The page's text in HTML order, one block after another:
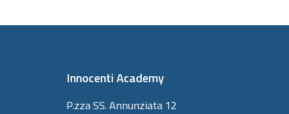
Innocenti Academy
P.zza SS. Annunziata 12